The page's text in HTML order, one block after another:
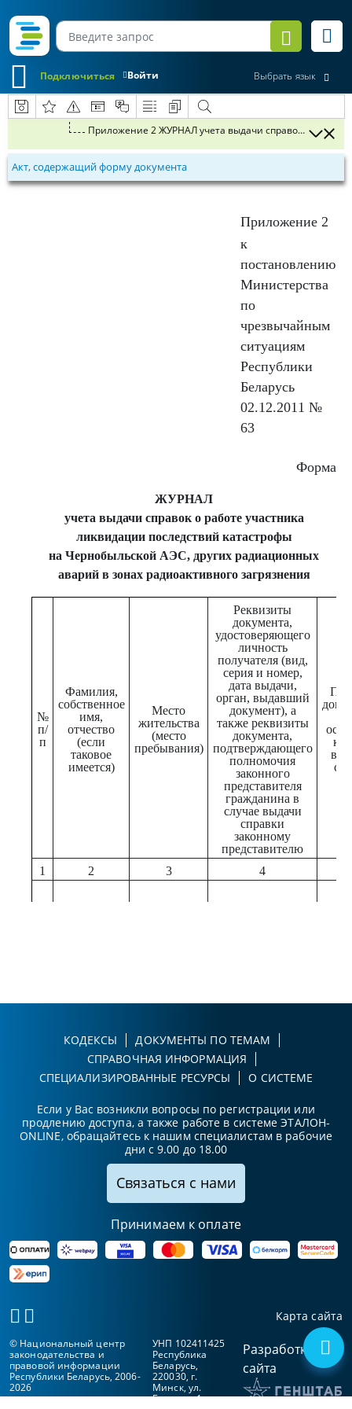
Войти
Подключиться Выбрать язык
Акт, содержащий форму документа
Приложение 2
к
постановлению
Министерства
по
чрезвычайным
ситуациям
Республики
Беларусь
02.12.2011 №
63
Форма
ЖУРНАЛ
учета выдачи справок о работе участника
ликвидации последствий катастрофы
на Чернобыльской АЭС, других радиационных
аварий в зонах радиоактивного загрязнения
№
п/
п
Фамилия,
собственное
имя,
отчество
(если
таковое
имеется)
Место
жительства
(место
пребывания)
Реквизиты
документа,
удостоверяющего
личность
получателя (вид,
серия и номер,
дата выдачи,
орган, выдавший
документ), а
также реквизиты
документа,
подтверждающего
полномочия
законного
представителя
гражданина в
случае выдачи
справки
законному
представителю
1 2 3 4
КОДЕКСЫ
ДОКУМЕНТЫ ПО ТЕМАМ
СПРАВОЧНАЯ ИНФОРМАЦИЯ
СПЕЦИАЛИЗИРОВАННЫЕ РЕСУРСЫ
О СИСТЕМЕ
Если у Вас возникли вопросы по регистрации или
продлению доступа, а также работе в системе ЭТАЛОН-
ONLINE, обращайтесь к нашим специалистам в рабочие
дни с 9.00 до 18.00
Связаться с нами
Принимаем к оплате
Карта сайта
© Национальный центр
законодательства и
правовой информации
Республики Беларусь, 2006-
2026
УНП 102411425
Республика
Беларусь,
220030, г.
Минск, ул.
Берсона, 1а
Разработка
сайта